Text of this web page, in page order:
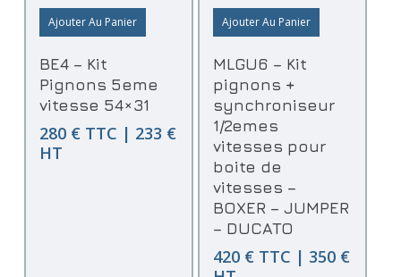
Ajouter Au Panier
BE4 – Kit
Pignons 5eme
vitesse 54×31
280 € TTC | 233 €
HT
Ajouter Au Panier
MLGU6 – Kit
pignons +
synchroniseur
1/2emes
vitesses pour
boite de
vitesses –
BOXER – JUMPER
– DUCATO
420 € TTC | 350 €